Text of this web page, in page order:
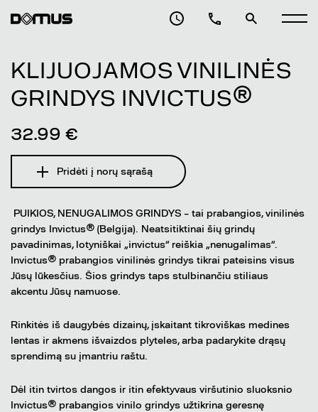
KLIJUOJAMOS VINILINĖS
GRINDYS INVICTUS®
32.99 €
Pridėti į norų sąrašą
PUIKIOS, NENUGALIMOS GRINDYS – tai prabangios, vinilinės
grindys Invictus® (Belgija). Neatsitiktinai šių grindų
pavadinimas, lotyniškai „invictus“ reiškia „nenugalimas“.
Invictus® prabangios vinilinės grindys tikrai pateisins visus
Jūsų lūkesčius. Šios grindys taps stulbinančiu stiliaus
akcentu Jūsų namuose.
Rinkitės iš daugybės dizainų, įskaitant tikroviškas medines
lentas ir akmens išvaizdos plyteles, arba padarykite drąsų
sprendimą su įmantriu raštu.
Dėl itin tvirtos dangos ir itin efektyvaus viršutinio sluoksnio
Invictus® prabangios vinilo grindys užtikrina geresnę